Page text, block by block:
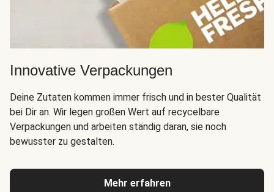
Innovative Verpackungen
Deine Zutaten kommen immer frisch und in bester Qualität
bei Dir an. Wir legen großen Wert auf recycelbare
Verpackungen und arbeiten ständig daran, sie noch
bewusster zu gestalten.
Mehr erfahren